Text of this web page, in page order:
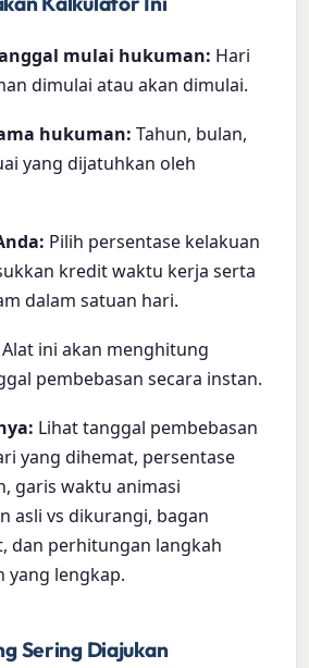
mulai hukuman: Hari
dimulai atau akan dimulai.
hukuman: Tahun, bulan,
yang dijatuhkan oleh
Pilih persentase kelakuan
kredit waktu kerja serta
dalam satuan hari.
Alat ini akan menghitung
pembebasan secara instan.
Lihat tanggal pembebasan
yang dihemat, persentase
garis waktu animasi
asli vs dikurangi, bagan
dan perhitungan langkah
yang lengkap.
Sering Diajukan